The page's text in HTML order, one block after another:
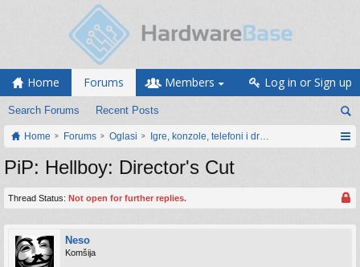
Home Forums
Search Forums Recent Posts
Members Log in or Sign up
Home Forums Oglasi Igre, konzole, telefoni i drugi gadgeti
PiP: Hellboy: Director's Cut
Thread Status: Not open for further replies.
Neso
Komšija